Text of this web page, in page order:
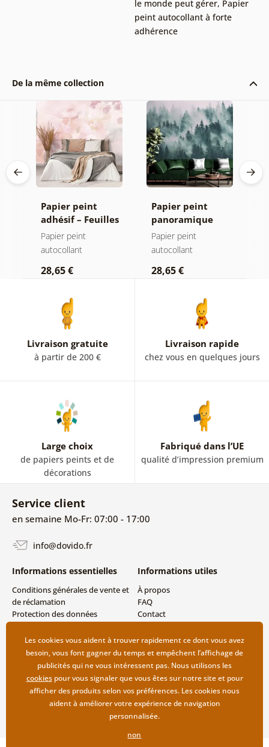
le monde peut gérer, Papier
peint autocollant à forte
adhérence
De la même collection
Papier peint
adhésif – Feuilles
avec teinte
pastel
Papier peint
autocollant
28,65 €
Papier peint
panoramique
autocollant –
Forêt dans le
Papier peint
autocollant
28,65 €
Livraison gratuite
à partir de 200 €
Livraison rapide
chez vous en quelques jours
Large choix
de papiers peints et de
décorations
Fabriqué dans l’UE
qualité d’impression premium
Service client
en semaine Mo-Fr: 07:00 - 17:00
info@dovido.fr
Informations essentielles
Conditions générales de vente et
de réclamation
Protection des données
Modes de livraison et de
paiement
Retour des produits
Informations utiles
À propos
FAQ
Contact
Les cookies vous aident à trouver rapidement ce dont vous avez
besoin, vous font gagner du temps et empêchent l’affichage de
publicités qui ne vous intéressent pas. Nous utilisons les
cookiespour vous signaler que vous êtes sur notre site et pour
afficher des produits selon vos préférences. Les cookies nous
aident à améliorer votre expérience de navigation
personnalisée.
non